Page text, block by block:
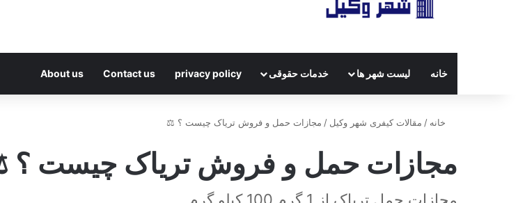
خانه لیست شهر ها خدمات حقوقی privacy policy
Contact us
About us
خانه / مقالات کیفری شهر وکیل / مجازات حمل و فروش تریاک چیست ؟ ⚖️
مجازات حمل و فروش تریاک چیست ؟